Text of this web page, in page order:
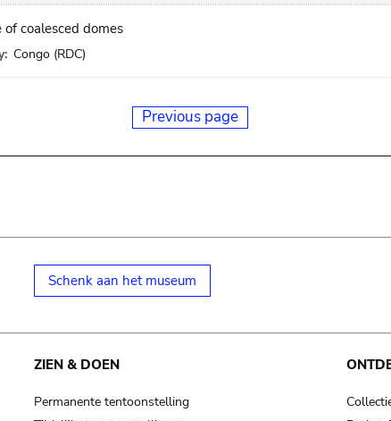
coalesced domes
Congo (RDC)
Previous page
Schenk aan het museum
ZIEN & DOEN
Permanente tentoonstelling